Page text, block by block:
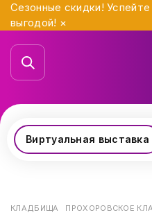
Сезонные скидки!
выгодой! ×
Виртуальная выставка
КЛАДБИЩА ПРОХОРОВСКОЕ